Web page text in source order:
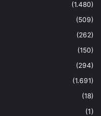
(1.480)
(509)
(262)
(150)
(294)
(1.691)
(18)
(1)